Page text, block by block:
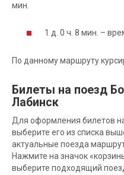
мин.
1 д. 0 ч. 8 мин. –
По данному маршруту
Билеты на поезд
Лабинск
Для оформления билетов
выберите его из списка
актуальные поезда
Нажмите на значок
выберите подходящий